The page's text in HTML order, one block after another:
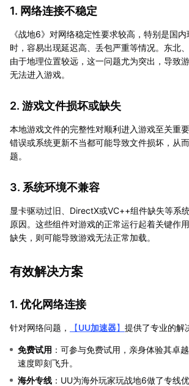
1. 网络连接不稳定
《战地6》对网络稳定性要求较高，特别是国
时，容易出现延迟高、丢包严重等情况。东北
由于地理位置较远，这一问题尤为突出，导致
无法进入游戏。
2. 游戏文件损坏或缺失
本地游戏文件的完整性对顺利进入游戏至关重
错误或系统更新不当都可能导致文件损坏，从
题。
3. 系统环境不兼容
显卡驱动过旧、DirectX或VC++组件缺失等系
原因。这些组件对游戏的正常运行起着关键作
缺失，则可能导致游戏无法正常加载。
有效解决方案
1. 优化网络连接
针对网络问题， 【UU加速器】 提供了专业的解
免费试用 ：可参与免费试用，亲身体验其卓
速度即刻飞升。
海外专线 ：UU为海外玩家玩战地6做了专线